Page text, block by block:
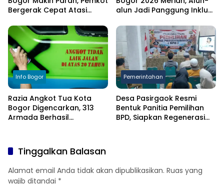
Bergerak Cepat Atasi
alun Jadi Panggung Inklusi
Info Bogor
Razia Angkot Tua Kota
Bogor Digencarkan, 313
Armada Berhasil
Pemerintahan
Desa Pasirgaok Resmi
Bentuk Panitia Pemilihan
BPD, Siapkan Regenerasi
Tinggalkan Balasan
Alamat email Anda tidak akan dipublikasikan. Ruas yang
wajib ditandai *